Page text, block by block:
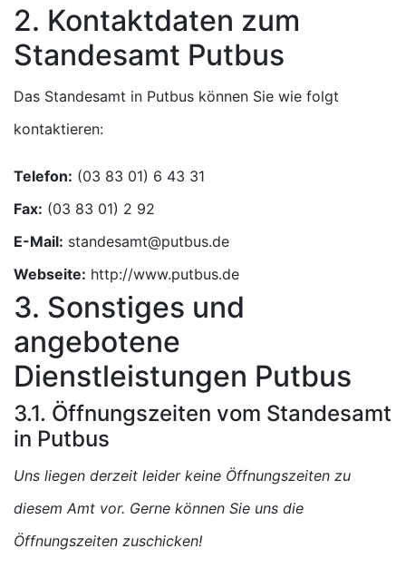
2. Kontaktdaten zum
Standesamt Putbus
Das Standesamt in Putbus können Sie wie folgt
kontaktieren:
Telefon:
Fax:
E-Mail:
Webseite: http://www.putbus.de
3. Sonstiges und
angebotene
Dienstleistungen Putbus
3.1. Öffnungszeiten vom Standesamt
in Putbus
Uns liegen derzeit leider keine Öffnungszeiten zu
diesem Amt vor. Gerne können Sie uns die
Öffnungszeiten zuschicken!